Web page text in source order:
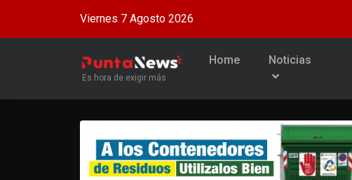
Viernes 7 Agosto 2026
Es hora de exigir más
Home Noticias